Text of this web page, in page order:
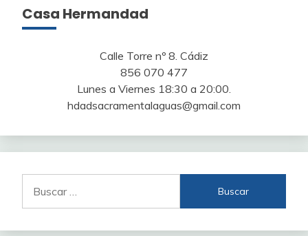
Casa Hermandad
Calle Torre nº 8. Cádiz
856 070 477
Lunes a Viernes 18:30 a 20:00.
hdadsacramentalaguas@gmail.com